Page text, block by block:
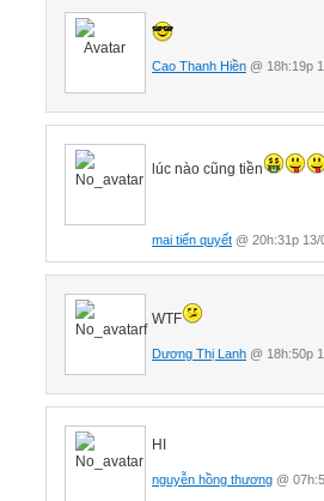
Cao Thanh Hiền @ 18h:19p
lúc nào cũng tiền
mai tiến quyết @ 20h:31p 13/
WTF
Dương Thị Lanh @ 18h:50p
HI
nguyễn hồng thương @